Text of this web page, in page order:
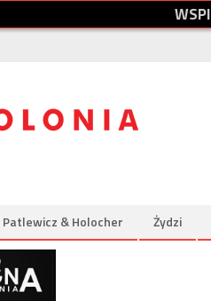
WSPI
Patlewicz & Holocher Żydzi